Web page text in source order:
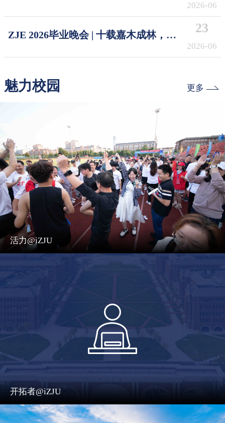
2026-06
ZJE 2026毕业晚会 | 十载嘉木成林，今
23
2026-06
魅力校园 更多
活力@iZJU
开拓者@iZJU